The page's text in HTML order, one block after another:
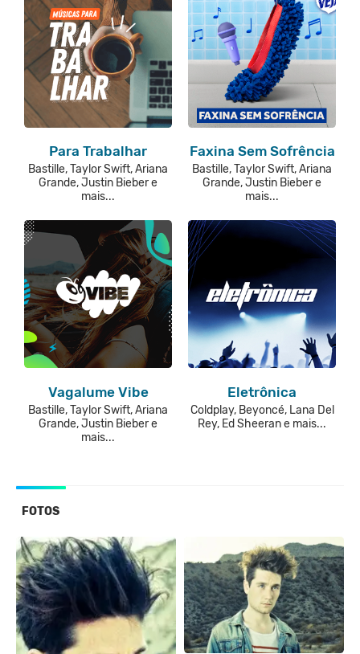
Para Trabalhar
Bastille, Taylor Swift, Ariana
Grande, Justin Bieber e
mais...
Faxina Sem Sofrência
Bastille, Taylor Swift, Ariana
Grande, Justin Bieber e
mais...
Vagalume Vibe
Bastille, Taylor Swift, Ariana
Grande, Justin Bieber e
mais...
Eletrônica
Coldplay, Beyoncé, Lana Del
Rey, Ed Sheeran e mais...
FOTOS